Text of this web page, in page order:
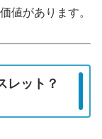
値があります。
レット？